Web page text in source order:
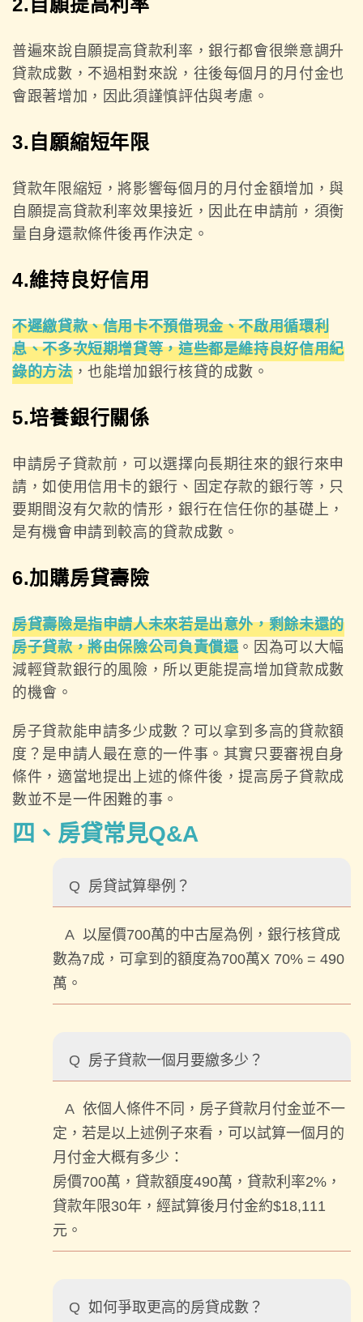
普遍來說自願提高貸款利率，銀行都會很樂意調升
貸款成數，不過相對來說，往後每個月的月付金也
會跟著增加，因此須謹慎評估與考慮。
3.自願縮短年限
貸款年限縮短，將影響每個月的月付金額增加，與
自願提高貸款利率效果接近，因此在申請前，須衡
量自身還款條件後再作決定。
4.維持良好信用
不遲繳貸款、信用卡不預借現金、不啟用循環利
息、不多次短期增貸等，這些都是維持良好信用紀
錄的方法，也能增加銀行核貸的成數。
5.培養銀行關係
申請房子貸款前，可以選擇向長期往來的銀行來申
請，如使用信用卡的銀行、固定存款的銀行等，只
要期間沒有欠款的情形，銀行在信任你的基礎上，
是有機會申請到較高的貸款成數。
6.加購房貸壽險
房貸壽險是指申請人未來若是出意外，剩餘未還的
房子貸款，將由保險公司負責償還 。因為可以大幅
減輕貸款銀行的風險，所以更能提高增加貸款成數
的機會。
房子貸款能申請多少成數？可以拿到多高的貸款額
度？是申請人最在意的一件事。其實只要審視自身
條件，適當地提出上述的條件後，提高房子貸款成
數並不是一件困難的事。
四、房貸常見Q&A
Q 房貸試算舉例？
A 以屋價700萬的中古屋為例，銀行核貸成
數為7成，可拿到的額度為700萬X 70% = 490
萬。
Q 房子貸款一個月要繳多少？
A 依個人條件不同，房子貸款月付金並不一
定，若是以上述例子來看，可以試算一個月的
月付金大概有多少：
房價700萬，貸款額度490萬，貸款利率2%，
貸款年限30年，經試算後月付金約$18,111
元。
Q 如何爭取更高的房貸成數？